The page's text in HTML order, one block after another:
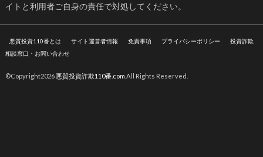
イトと利用者ご自身の責任で対処してください。
悪質投資110番とは サイト運営者情報 免責事項 プライバシーポリシー
投資詐欺
相談窓口・お問い合わせ
©Copyright2026 悪質投資詐欺110番.com .All Rights Reserved.